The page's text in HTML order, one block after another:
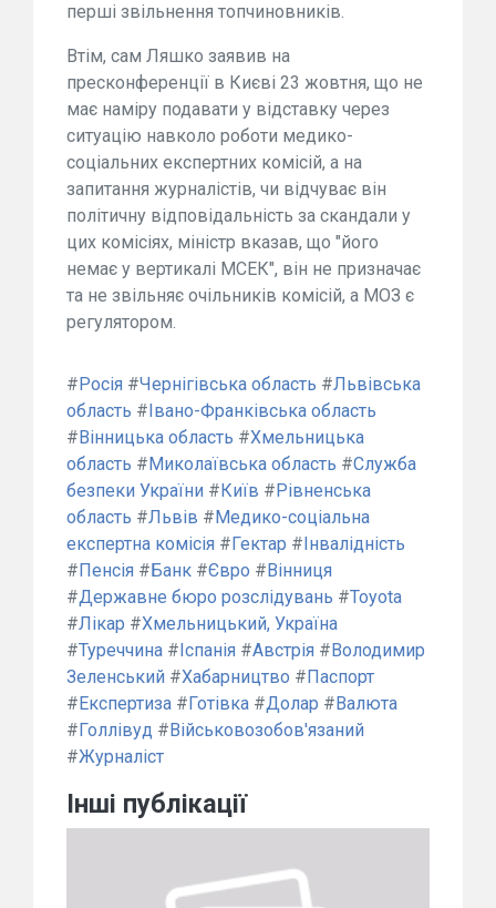
перші звільнення топчиновників.
Втім, сам Ляшко заявив на
пресконференції в Києві 23 жовтня, що не
має наміру подавати у відставку через
ситуацію навколо роботи медико-
соціальних експертних комісій, а на
запитання журналістів, чи відчуває він
політичну відповідальність за скандали у
цих комісіях, міністр вказав, що "його
немає у вертикалі МСЕК", він не призначає
та не звільняє очільників комісій, а МОЗ є
регулятором.
# Росія #Чернігівська область #Львівська
область # Івано-Франківська область
# Вінницька область #Хмельницька
область # Миколаївська область #Служба
безпеки України # Київ # Рівненська
область #Львів # Медико-соціальна
експертна комісія # Гектар # Інвалідність
# Пенсія # Банк #Євро # Вінниця
#Державне бюро розслідувань #Toyota
#Лікар #Хмельницький, Україна
#Туреччина # Іспанія #Австрія # Володимир
Зеленський #Хабарництво # Паспорт
# Експертиза # Готівка #Долар # Валюта
# Голлівуд # Військовозобов'язаний
#Журналіст
Інші публікації